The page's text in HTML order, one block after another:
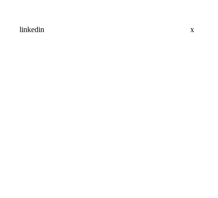
linkedin x